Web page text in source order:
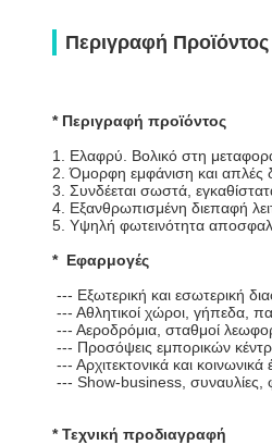
Περιγραφή Προϊόντος
* Περιγραφή προϊόντος
1. Ελαφρύ. Βολικό στη
2. Όμορφη εμφάνιση και απλές
3. Συνδέεται σωστά,
4. Εξανθρωπισμένη διεπαφή
5. Υψηλή φωτεινότητα
* Εφαρμογές
--- Εξωτερική και εσωτερική
--- Αθλητικοί χώροι, γήπεδα,
--- Αεροδρόμια, σταθμοί
--- Προσόψεις εμπορικών
--- Αρχιτεκτονικά και
--- Show-business, συναυλίες,
* Τεχνική προδιαγραφή